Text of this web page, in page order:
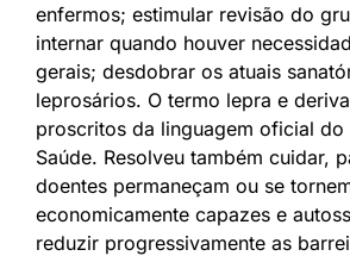
enfermos; estimular revisão do
internar quando houver
gerais; desdobrar os atuais
leprosários. O termo lepra e
proscritos da linguagem oficial do
Saúde. Resolveu também cuidar,
doentes permaneçam ou se
economicamente capazes e
reduzir progressivamente as